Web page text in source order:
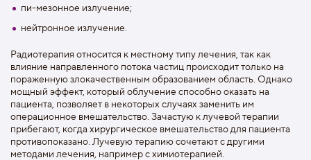
пи-мезонное излучение;
нейтронное излучение.
Радиотерапия относится к местному типу лечения, так как
влияние направленного потока частиц происходит только на
пораженную злокачественным образованием область. Однако
мощный эффект, который облучение способно оказать на
пациента, позволяет в некоторых случаях заменить им
операционное вмешательство. Зачастую к лучевой терапии
прибегают, когда хирургическое вмешательство для пациента
противопоказано. Лучевую терапию сочетают с другими
методами лечения, например с химиотерапией.